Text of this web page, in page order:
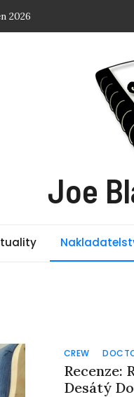
(Chicago Thunder 2)
Mountain (Big Boys Small
Aréna smrti (Hunger
Joe
CREW
Recenze:
Desátý